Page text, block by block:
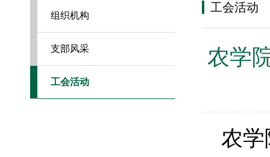
组织机构
支部风采
工会活动
工会活动
农学
农学